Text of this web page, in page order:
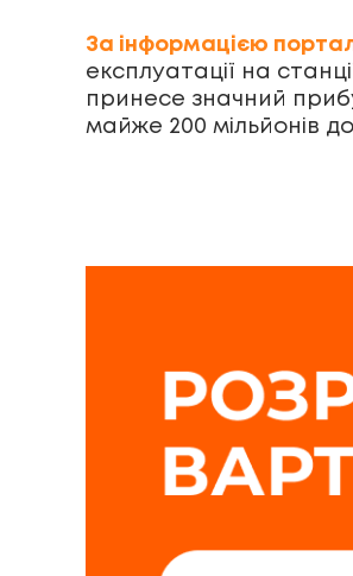
За інформацією
експлуатації на
принесе значний
майже 200 мільйонів